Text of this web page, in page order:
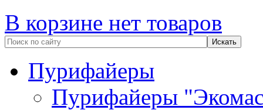
В корзине нет товаров
Пурифайеры
Пурифайеры